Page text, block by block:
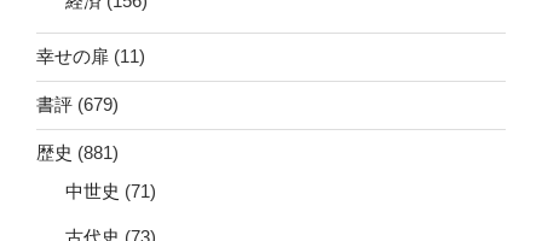
幸せの扉 (11)
書評 (679)
歴史 (881)
中世史 (71)
古代史 (73)